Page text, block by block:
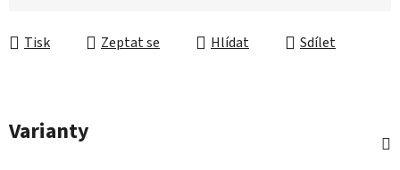
Tisk
Zeptat se Hlídat Sdílet
Varianty